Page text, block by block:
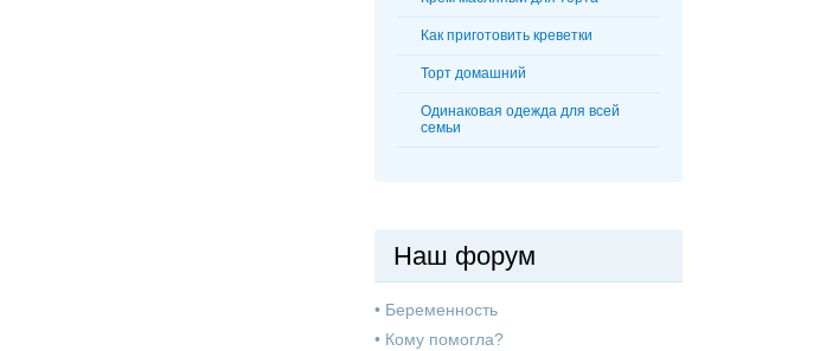
Как приготовить креветки
Торт домашний
Одинаковая одежда для всей
семьи
Наш форум
• Беременность
• Кому помогла?